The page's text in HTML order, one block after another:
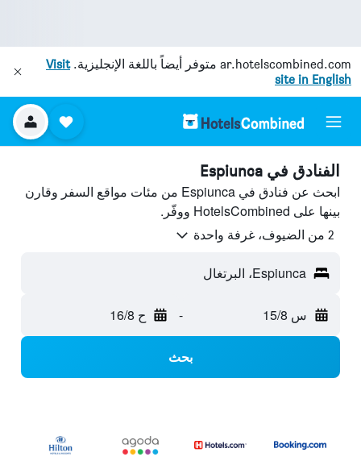
ar.hotelscombined.com متوفر أيضاً باللغة الإنجليزية.Visit
site in English
الفنادق في Espiunca
ابحث عن فنادق في Espiunca من مئات مواقع السفر وقارن
بينها على HotelsCombined ووفّر.
2 من الضيوف، غرفة واحدة
Espiunca، البرتغال
س 15/8 - ح 16/8
بحث